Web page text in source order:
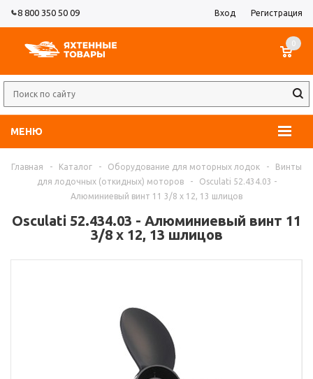
8 800 350 50 09 Вход Регистрация
МЕНЮ
0
Главная - Каталог - Оборудование для моторных лодок -
Винты
для лодочных (откидных) моторов
-
Osculati 52.434.03 -
Алюминиевый винт 11 3/8 x 12, 13 шлицов
Osculati 52.434.03 - Алюминиевый винт 11
3/8 x 12, 13 шлицов